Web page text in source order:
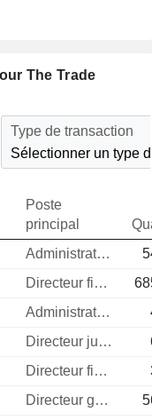
The Trade
Type de transaction
Sélectionner un type
Poste
principal
Administrateur
Directeur financier
Administrateur
Directeur juridique
Directeur financier
Directeur general